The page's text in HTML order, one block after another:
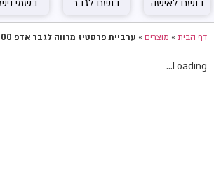
בושם לאישה בושם לגבר בשמי נישה
דף הבית»מוצרים»ערביית פרסטיז מרווה לגבר אדפ 100מל
Loading...